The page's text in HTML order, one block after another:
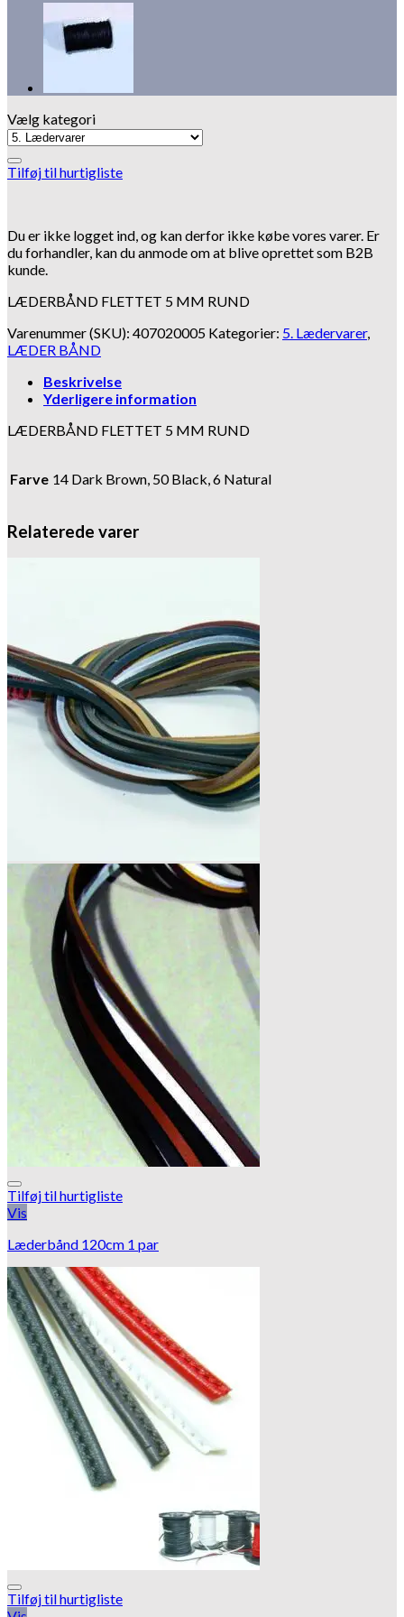
Vælg kategori
Tilføj til hurtigliste
Du er ikke logget ind, og kan derfor ikke købe vores varer. Er
du forhandler, kan du anmode om at blive oprettet som B2B
kunde.
LÆDERBÅND FLETTET 5 MM RUND
Varenummer (SKU): 407020005 Kategorier: 5. Lædervarer,
LÆDER BÅND
Beskrivelse
Yderligere information
LÆDERBÅND FLETTET 5 MM RUND
Farve 14 Dark Brown, 50 Black, 6 Natural
Relaterede varer
Tilføj til hurtigliste
Vis
Læderbånd 120cm 1 par
Tilføj til hurtigliste